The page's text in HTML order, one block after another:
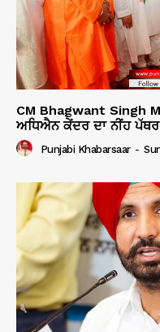
CM Bhagwant Singh
ਅਧਿਐਨ ਕੇਂਦਰ ਦਾ ਨੀਂਹ
Punjabi Khabarsaar -